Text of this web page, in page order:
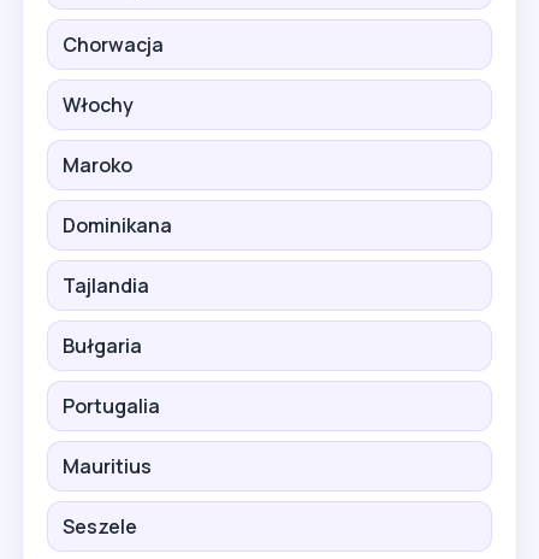
Chorwacja
Włochy
Maroko
Dominikana
Tajlandia
Bułgaria
Portugalia
Mauritius
Seszele